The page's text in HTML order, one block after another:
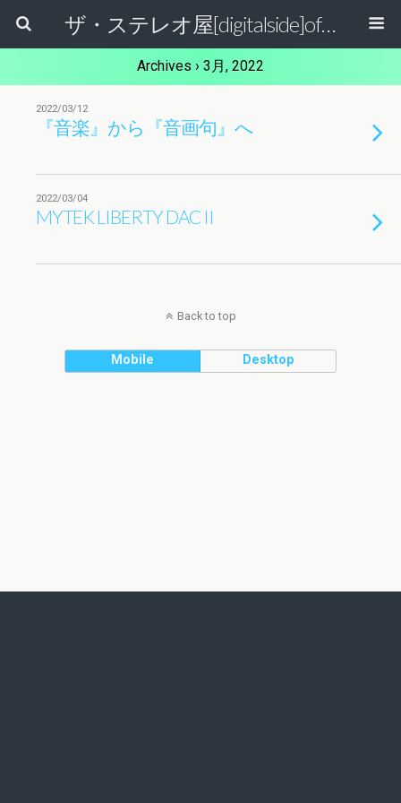
ザ・ステレオ屋[digitalside]official blog.
Archives › 3月, 2022
2022/03/12
『音楽』から『音画句』へ
2022/03/04
MYTEK LIBERTY DAC II
Back to top
Mobile Desktop